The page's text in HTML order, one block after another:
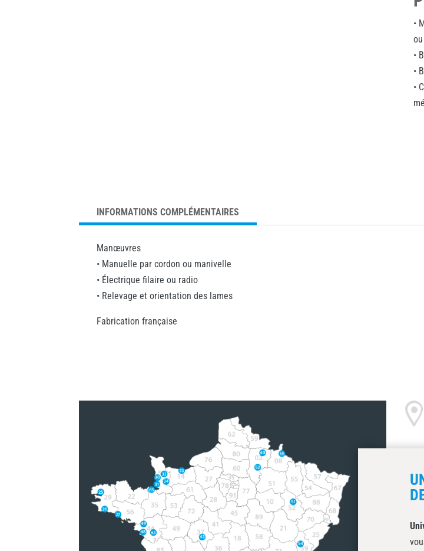
•
•
•
•
INFORMATIONS COMPLÉMENTAIRES
Manœuvres
• Manuelle par cordon ou manivelle
• Électrique filaire ou radio
• Relevage et orientation des lames
Fabrication française